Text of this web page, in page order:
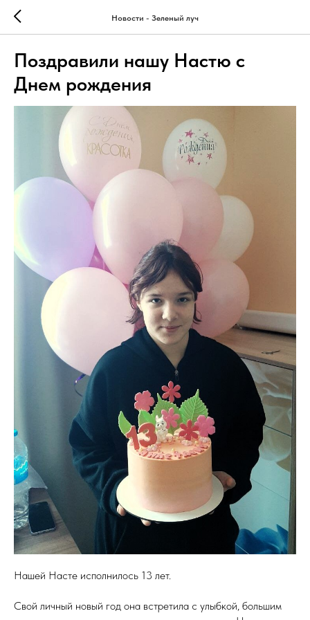
Новости - Зеленый луч
Поздравили нашу Настю с
Днем рождения
Нашей Насте исполнилось 13 лет.
Свой личный новый год она встретила с улыбкой, большим